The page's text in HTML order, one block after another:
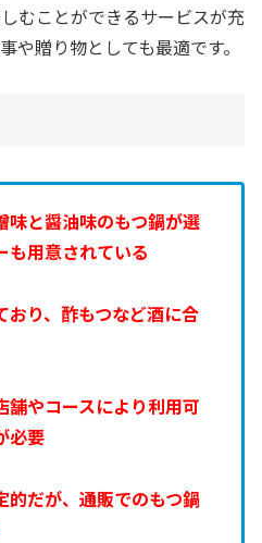
むことができるサービスが充
や贈り物としても最適です。
味と醤油味のもつ鍋が選
も用意されている
おり、酢もつなど酒に合
舗やコースにより利用可
必要
的だが、通販でのもつ鍋